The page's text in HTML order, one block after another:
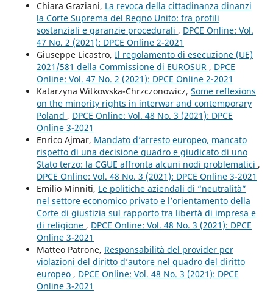
Chiara Graziani, La revoca della cittadinanza dinanzi
la Corte Suprema del Regno Unito: fra profili
sostanziali e garanzie procedurali , DPCE Online: Vol.
47 No. 2 (2021): DPCE Online 2-2021
Giuseppe Licastro, Il regolamento di esecuzione (UE)
2021/581 della Commissione di EUROSUR , DPCE
Online: Vol. 47 No. 2 (2021): DPCE Online 2-2021
Katarzyna Witkowska-Chrzczonowicz, Some reflexions
on the minority rights in interwar and contemporary
Poland , DPCE Online: Vol. 48 No. 3 (2021): DPCE
Online 3-2021
Enrico Ajmar, Mandato d’arresto europeo, mancato
rispetto di una decisione quadro e giudicato di uno
Stato terzo: la CGUE affronta alcuni nodi problematici ,
DPCE Online: Vol. 48 No. 3 (2021): DPCE Online 3-2021
Emilio Minniti, Le politiche aziendali di “neutralità”
nel settore economico privato e l’orientamento della
Corte di giustizia sul rapporto tra libertà di impresa e
di religione , DPCE Online: Vol. 48 No. 3 (2021): DPCE
Online 3-2021
Matteo Patrone, Responsabilità del provider per
violazioni del diritto d’autore nel quadro del diritto
europeo , DPCE Online: Vol. 48 No. 3 (2021): DPCE
Online 3-2021